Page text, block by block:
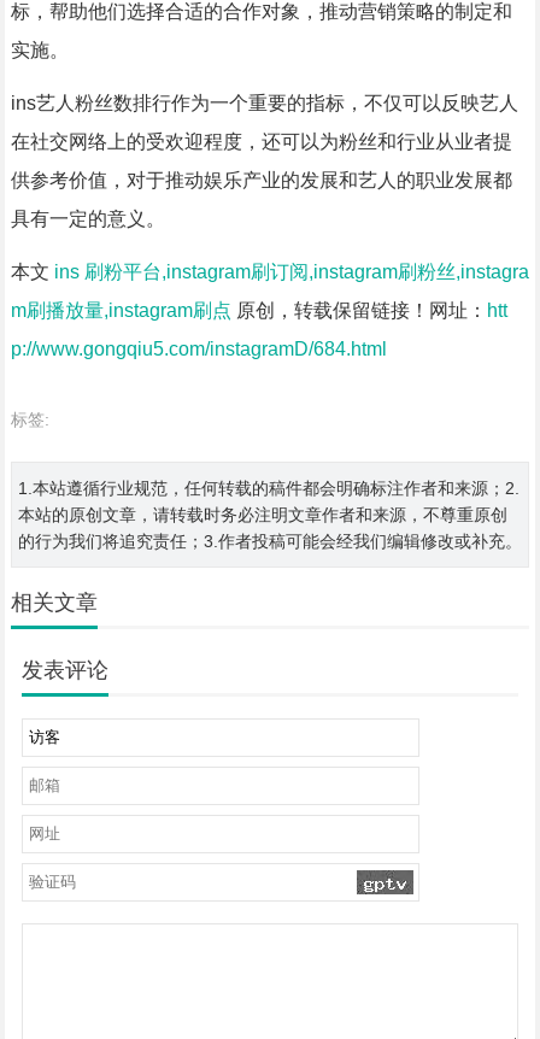
标，帮助他们选择合适的合作对象，推动营销策略的制定和
实施。
ins艺人粉丝数排行作为一个重要的指标，不仅可以反映艺人
在社交网络上的受欢迎程度，还可以为粉丝和行业从业者提
供参考价值，对于推动娱乐产业的发展和艺人的职业发展都
具有一定的意义。
本文 ins 刷粉平台,instagram刷订阅,instagram刷粉丝,instagra
m刷播放量,instagram刷点 原创，转载保留链接！网址： htt
p://www.gongqiu5.com/instagramD/684.html
标签:
1.本站遵循行业规范，任何转载的稿件都会明确标注作者和来源；2.
本站的原创文章，请转载时务必注明文章作者和来源，不尊重原创
的行为我们将追究责任；3.作者投稿可能会经我们编辑修改或补充。
相关文章
发表评论